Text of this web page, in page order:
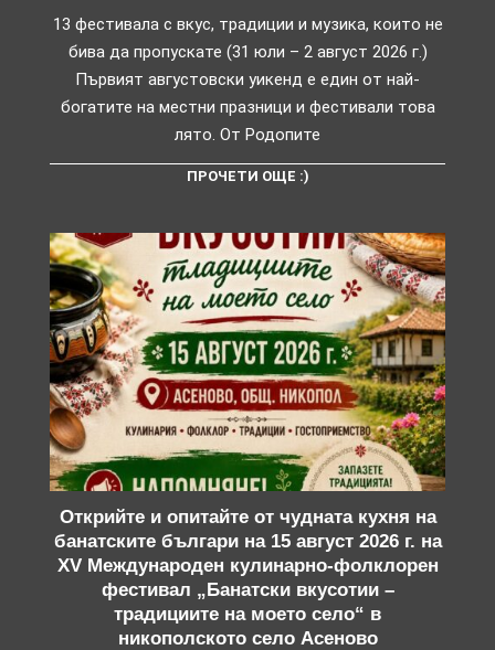
13 фестивала с вкус, традиции и музика, които не
бива да пропускате (31 юли – 2 август 2026 г.)
Първият августовски уикенд е един от най-
богатите на местни празници и фестивали това
лято. От Родопите
ПРОЧЕТИ ОЩЕ :)
Открийте и опитайте от чудната кухня на
банатските българи на 15 август 2026 г. на
XV Международен кулинарно-фолклорен
фестивал „Банатски вкусотии –
традициите на моето село“ в
никополското село Асеново